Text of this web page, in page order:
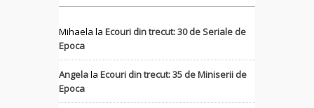
Mihaela la Ecouri din trecut: 30 de Seriale de
Epoca
Angelala Ecouri din trecut: 35 de Miniserii de
Epoca